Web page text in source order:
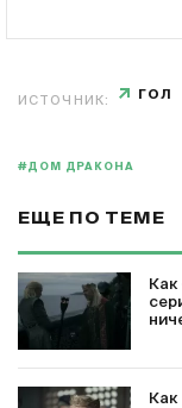
ИСТОЧНИК: ГОЛ
#ДОМ ДРАКОНА
ЕЩЕ ПО ТЕМЕ
Как